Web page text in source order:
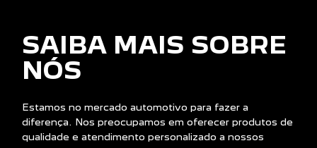
SAIBA MAIS SOBRE
NÓS
Estamos no mercado automotivo para fazer a
diferença. Nos preocupamos em oferecer produtos de
qualidade e atendimento personalizado a nossos